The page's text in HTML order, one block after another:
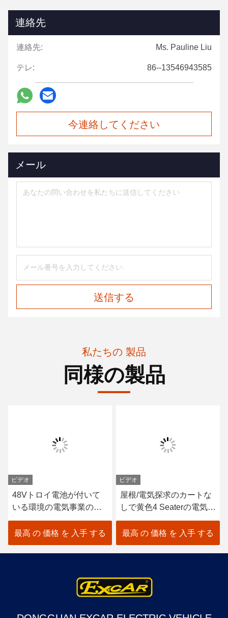
連絡先
連絡先: Ms. Pauline Liu
テレ: 86--13546943585
今連絡してください
メール
送信する
私たちの 製品
同様の製品
ビデオ
48Vトロイ電池が付いて
いる環境の電気事業のゴ
ルフ カート6*8V
最高 の 価格 を 入手 する
ビデオ
屋根/電気探求のカートな
しで黄色4 Seaterの電気事
業のカートを浜に引き上
げて下さい
最高 の 価格 を 入手 する